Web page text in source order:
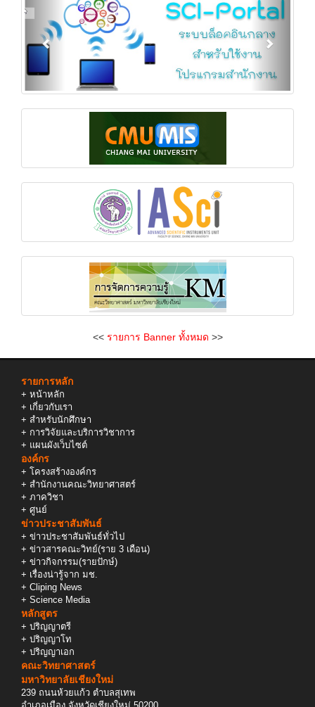
<< รายการ Banner ทั้งหมด >>
รายการหลัก
+ หน้าหลัก
+ เกี่ยวกับเรา
+ สำหรับนักศึกษา
+ การวิจัยและบริการวิชาการ
+ แผนผังเว็บไซต์
องค์กร
+ โครงสร้างองค์กร
+ สำนักงานคณะวิทยาศาสตร์
+ ภาควิชา
+ ศูนย์
ข่าวประชาสัมพันธ์
+ ข่าวประชาสัมพันธ์ทั่วไป
+ ข่าวสารคณะวิทย์(ราย 3 เดือน)
+ ข่าวกิจกรรม(รายปักษ์)
+ เรื่องน่ารู้จาก มช.
+ Cliping News
+ Science Media
หลักสูตร
+ ปริญญาตรี
+ ปริญญาโท
+ ปริญญาเอก
คณะวิทยาศาสตร์
มหาวิทยาลัยเชียงใหม่
239 ถนนห้วยแก้ว ตำบลสุเทพ